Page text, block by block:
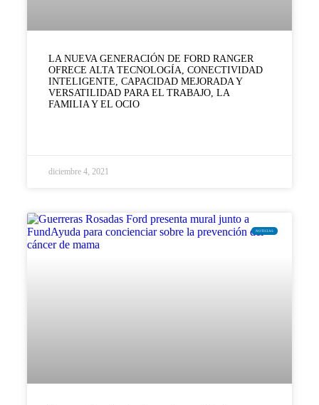
LA NUEVA GENERACIÓN DE FORD RANGER
OFRECE ALTA TECNOLOGÍA, CONECTIVIDAD
INTELIGENTE, CAPACIDAD MEJORADA Y
VERSATILIDAD PARA EL TRABAJO, LA
FAMILIA Y EL OCIO
diciembre 4, 2021
NOTICIAS